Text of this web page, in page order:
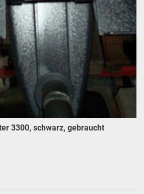
3300, schwarz, gebraucht